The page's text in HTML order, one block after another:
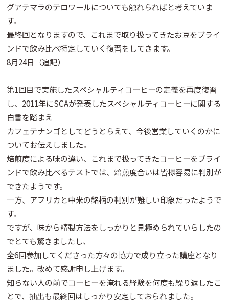
グアテマラのテロワールについても触れらればと考えていま
す。
最終回となりますので、これまで取り扱ってきたお豆をブライ
ンドで飲み比べ特定していく復習をしてきます。
8月24日（追記）
第1回目で実施したスペシャルティコーヒーの定義を再度復習
し、2011年にSCAが発表したスペシャルティコーヒーに関する
白書を踏まえ
カフェテナンゴとしてどうとらえて、今後営業していくのかに
ついてお伝えしました。
焙煎度による味の違い、これまで扱ってきたコーヒーをブライ
ンドで飲み比べるテストでは、焙煎度合いは皆様容易に判別が
できたようです。
一方、アフリカと中米の銘柄の判別が難しい印象だったようで
す。
ですが、味から精製方法をしっかりと見極められていらしたの
でとても驚きましたし、
全6回参加してくださった方々の協力で成り立った講座となり
ました。改めて感謝申し上げます。
知らない人の前でコーヒーを淹れる経験を何度も繰り返したこ
とで、抽出も最終回はしっかり安定しておられました。